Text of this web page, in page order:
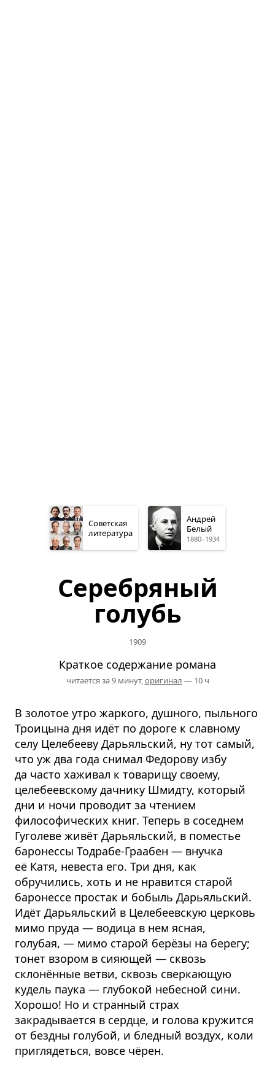
Советская
литература
Андрей
Белый
1880–1934
Серебряный
голубь
1909
Краткое содержание романа
читается за 9 минут,оригинал — 10 ч
В золотое утро жаркого, душного, пыльного
Троицына дня идёт по дороге к славному
селу Целебееву Дарьяльский, ну тот самый,
что уж два года снимал Федорову избу
да часто хаживал к товарищу своему,
целебеевскому дачнику Шмидту, который
дни и ночи проводит за чтением
философических книг. Теперь в соседнем
Гуголеве живёт Дарьяльский, в поместье
баронессы Тодрабе-Граабен — внучка
её Катя, невеста его. Три дня, как
обручились, хоть и не нравится старой
баронессе простак и бобыль Дарьяльский.
Идёт Дарьяльский в Целебеевскую церковь
мимо пруда — водица в нем ясная,
голубая, — мимо старой берёзы на берегу;
тонет взором в сияющей — сквозь
склонённые ветви, сквозь сверкающую
кудель паука — глубокой небесной сини.
Хорошо! Но и странный страх
закрадывается в сердце, и голова кружится
от бездны голубой, и бледный воздух, коли
приглядеться, вовсе чёрен.